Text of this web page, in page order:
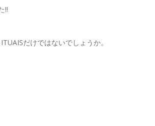
‼︎
だけではないでしょうか。